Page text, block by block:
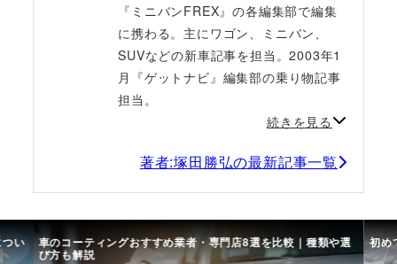
『ミニバンFREX』の各編集部で編集
に携わる。主にワゴン、ミニバン、
SUVなどの新車記事を担当。2003年1
月『ゲットナビ』編集部の乗り物記事
担当。
続きを見る
著者:塚田勝弘の最新記事一覧
い 車のコーティングおすすめ業者・専門店8選を比較｜種類や選
び方も解説
初め